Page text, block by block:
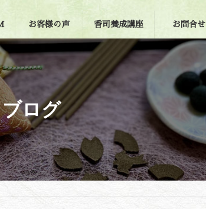
お客様の声 香司養成講座 お問合せ
ブログ